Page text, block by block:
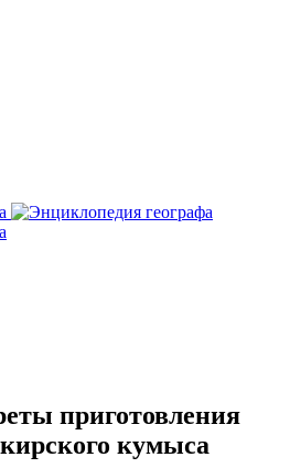
приготовления
кумыса